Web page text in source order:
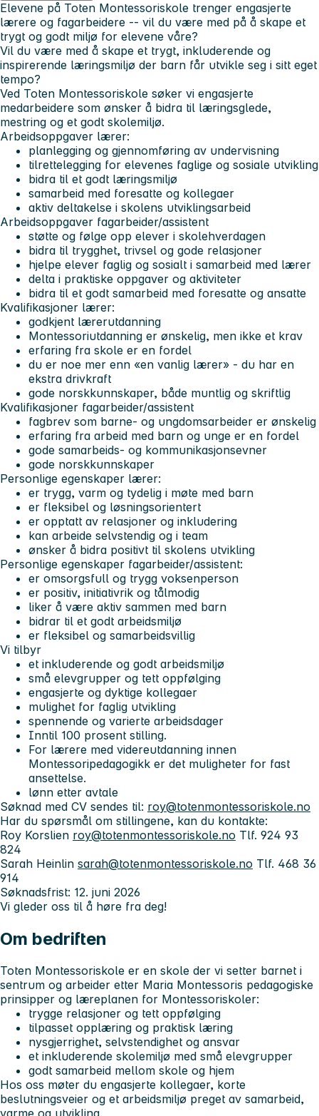
Elevene på Toten Montessoriskole trenger engasjerte
lærere og fagarbeidere -- vil du være med på å skape et
trygt og godt miljø for elevene våre?
Vil du være med å skape et trygt, inkluderende og
inspirerende læringsmiljø der barn får utvikle seg i sitt eget
tempo?
Ved Toten Montessoriskole søker vi engasjerte
medarbeidere som ønsker å bidra til læringsglede,
mestring og et godt skolemiljø.
Arbeidsoppgaver lærer:
planlegging og gjennomføring av undervisning
tilrettelegging for elevenes faglige og sosiale utvikling
bidra til et godt læringsmiljø
samarbeid med foresatte og kollegaer
aktiv deltakelse i skolens utviklingsarbeid
Arbeidsoppgaver fagarbeider/assistent
støtte og følge opp elever i skolehverdagen
bidra til trygghet, trivsel og gode relasjoner
hjelpe elever faglig og sosialt i samarbeid med lærer
delta i praktiske oppgaver og aktiviteter
bidra til et godt samarbeid med foresatte og ansatte
Kvalifikasjoner lærer:
godkjent lærerutdanning
Montessoriutdanning er ønskelig, men ikke et krav
erfaring fra skole er en fordel
du er noe mer enn «en vanlig lærer» - du har en
ekstra drivkraft
gode norskkunnskaper, både muntlig og skriftlig
Kvalifikasjoner fagarbeider/assistent
fagbrev som barne- og ungdomsarbeider er ønskelig
erfaring fra arbeid med barn og unge er en fordel
gode samarbeids- og kommunikasjonsevner
gode norskkunnskaper
Personlige egenskaper lærer:
er trygg, varm og tydelig i møte med barn
er fleksibel og løsningsorientert
er opptatt av relasjoner og inkludering
kan arbeide selvstendig og i team
ønsker å bidra positivt til skolens utvikling
Personlige egenskaper fagarbeider/assistent:
er omsorgsfull og trygg voksenperson
er positiv, initiativrik og tålmodig
liker å være aktiv sammen med barn
bidrar til et godt arbeidsmiljø
er fleksibel og samarbeidsvillig
Vi tilbyr
et inkluderende og godt arbeidsmiljø
små elevgrupper og tett oppfølging
engasjerte og dyktige kollegaer
mulighet for faglig utvikling
spennende og varierte arbeidsdager
Inntil 100 prosent stilling.
For lærere med videreutdanning innen
Montessoripedagogikk er det muligheter for fast
ansettelse.
lønn etter avtale
Søknad med CV sendes til: roy@totenmontessoriskole.no
Har du spørsmål om stillingene, kan du kontakte:
Roy Korslien roy@totenmontessoriskole.no Tlf. 924 93
824
Sarah Heinlin sarah@totenmontessoriskole.no Tlf. 468 36
914
Søknadsfrist: 12. juni 2026
Vi gleder oss til å høre fra deg!
Om bedriften
Toten Montessoriskole er en skole der vi setter barnet i
sentrum og arbeider etter Maria Montessoris pedagogiske
prinsipper og læreplanen for Montessoriskoler:
trygge relasjoner og tett oppfølging
tilpasset opplæring og praktisk læring
nysgjerrighet, selvstendighet og ansvar
et inkluderende skolemiljø med små elevgrupper
godt samarbeid mellom skole og hjem
Hos oss møter du engasjerte kollegaer, korte
beslutningsveier og et arbeidsmiljø preget av samarbeid,